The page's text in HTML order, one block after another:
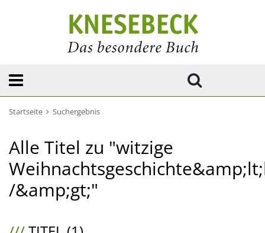
Startseite Suchergebnis
Alle Titel zu "witzige
/&amp;gt;"